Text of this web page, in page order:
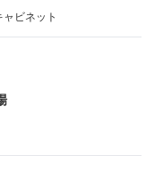
ビネット